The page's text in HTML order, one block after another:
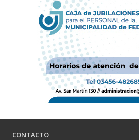
CONTACTO